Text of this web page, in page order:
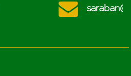
saraban@lcat.ac.th